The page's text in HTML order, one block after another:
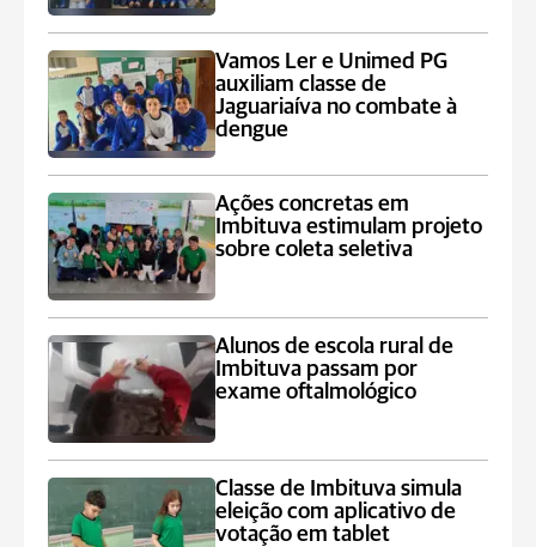
Vamos Ler e Unimed PG
auxiliam classe de
Jaguariaíva no combate à
dengue
Ações concretas em
Imbituva estimulam projeto
sobre coleta seletiva
Alunos de escola rural de
Imbituva passam por
exame oftalmológico
Classe de Imbituva simula
eleição com aplicativo de
votação em tablet